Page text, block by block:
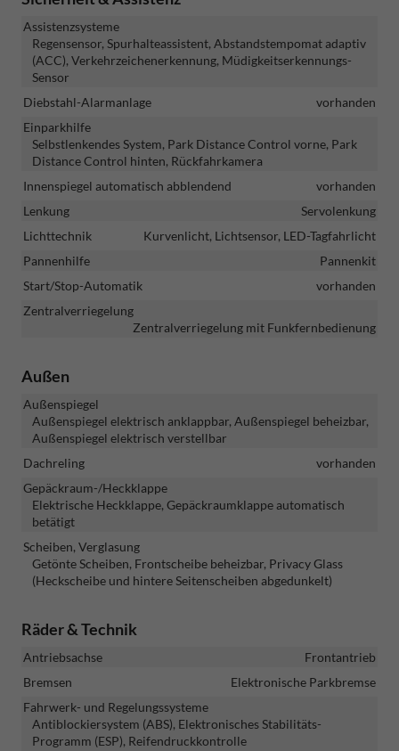
Assistenzsysteme
Regensensor, Spurhalteassistent, Abstandstempomat adaptiv
(ACC), Verkehrzeichenerkennung, Müdigkeitserkennungs-
Sensor
Diebstahl-Alarmanlage
vorhanden
Einparkhilfe
Selbstlenkendes System, Park Distance Control vorne, Park
Distance Control hinten, Rückfahrkamera
Innenspiegel automatisch abblendend
vorhanden
Lenkung
Servolenkung
Lichttechnik
Kurvenlicht, Lichtsensor, LED-Tagfahrlicht
Pannenhilfe
Pannenkit
Start/Stop-Automatik
vorhanden
Zentralverriegelung
Zentralverriegelung mit Funkfernbedienung
Außen
Außenspiegel
Außenspiegel elektrisch anklappbar, Außenspiegel beheizbar,
Außenspiegel elektrisch verstellbar
Dachreling
vorhanden
Gepäckraum-/Heckklappe
Elektrische Heckklappe, Gepäckraumklappe automatisch
betätigt
Scheiben, Verglasung
Getönte Scheiben, Frontscheibe beheizbar, Privacy Glass
(Heckscheibe und hintere Seitenscheiben abgedunkelt)
Räder & Technik
Antriebsachse
Frontantrieb
Bremsen
Elektronische Parkbremse
Fahrwerk- und Regelungssysteme
Antiblockiersystem (ABS), Elektronisches Stabilitäts-
Programm (ESP), Reifendruckkontrolle